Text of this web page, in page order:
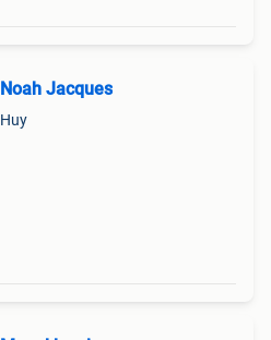
Noah Jacques
Huy